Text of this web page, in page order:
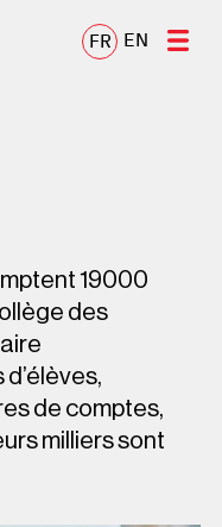
FR EN
19000
des
de comptes,
milliers sont